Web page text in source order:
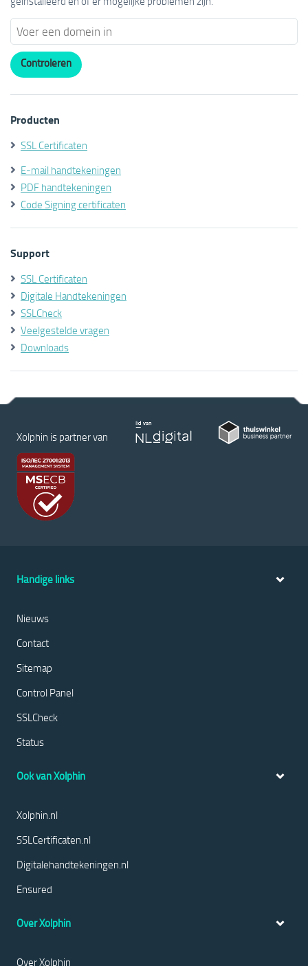
Producten
SSL Certificaten
E-mail handtekeningen
PDF handtekeningen
Code Signing certificaten
Support
SSL Certificaten
Digitale Handtekeningen
SSLCheck
Veelgestelde vragen
Downloads
Xolphin is partner van
Handige links
Nieuws
Contact
Sitemap
Control Panel
SSLCheck
Status
Ook van Xolphin
Xolphin.nl
SSLCertificaten.nl
Digitalehandtekeningen.nl
Ensured
Over Xolphin
Over Xolphin